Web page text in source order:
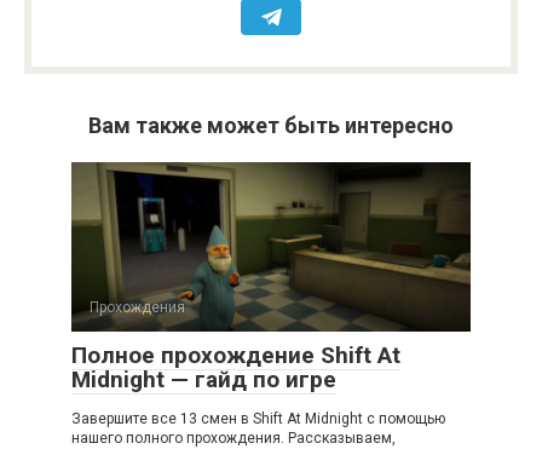
Вам также может быть интересно
Прохождения
Полное прохождение Shift At
Midnight — гайд по игре
Завершите все 13 смен в Shift At Midnight с помощью
нашего полного прохождения. Рассказываем,